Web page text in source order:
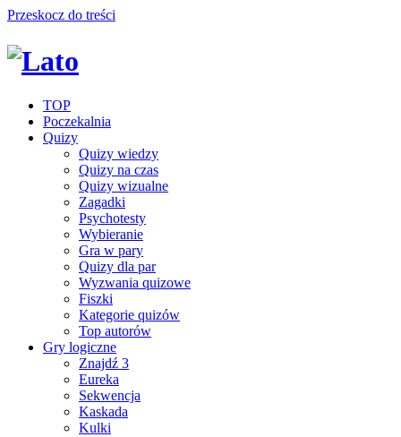
Przeskocz do treści
TOP
Poczekalnia
Quizy
Quizy wiedzy
Quizy na czas
Quizy wizualne
Zagadki
Psychotesty
Wybieranie
Gra w pary
Quizy dla par
Wyzwania quizowe
Fiszki
Kategorie quizów
Top autorów
Gry logiczne
Znajdź 3
Eureka
Sekwencja
Kaskada
Kulki